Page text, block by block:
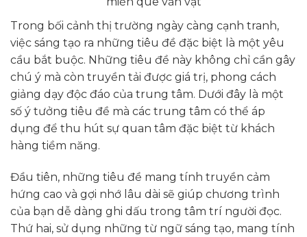
Trong bối cảnh thị trường ngày càng cạnh tranh,
việc sáng tạo ra những tiêu đề đặc biệt là một yêu
cầu bắt buộc. Những tiêu đề này không chỉ cần gây
chú ý mà còn truyền tải được giá trị, phong cách
giảng dạy độc đáo của trung tâm. Dưới đây là một
số ý tưởng tiêu đề mà các trung tâm có thể áp
dụng để thu hút sự quan tâm đặc biệt từ khách
hàng tiềm năng.
Đầu tiên, những tiêu đề mang tính truyền cảm
hứng cao và gợi nhớ lâu dài sẽ giúp chương trình
của bạn dễ dàng ghi dấu trong tâm trí người đọc.
Thứ hai, sử dụng những từ ngữ sáng tạo, mang tính